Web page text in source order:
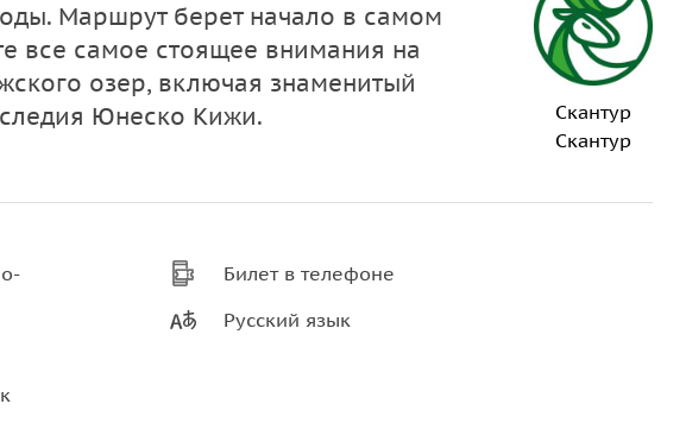
Маршрут берет начало в самом
все самое стоящее внимания на
озер, включая знаменитый
Юнеско Кижи.
Скантур
Скантур
Билет в телефоне
Русский язык